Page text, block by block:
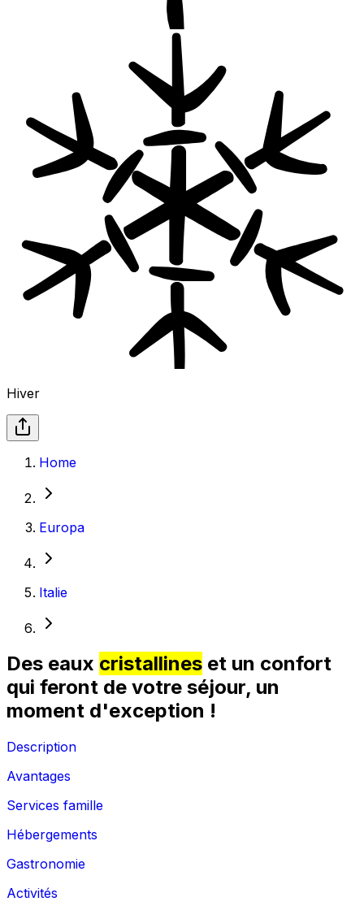
Hiver
Home
Europa
Italie
Des eaux cristallines et un confort
qui feront de votre séjour, un
moment d'exception !
Description
Avantages
Services famille
Hébergements
Gastronomie
Activités